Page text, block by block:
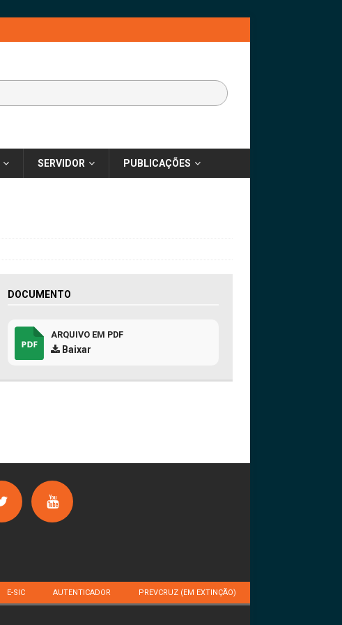
SERVIDOR PUBLICAÇÕES
DOCUMENTO
ARQUIVO EM PDF
Baixar
E-SIC AUTENTICADOR PREVCRUZ (EM EXTINÇÃO)